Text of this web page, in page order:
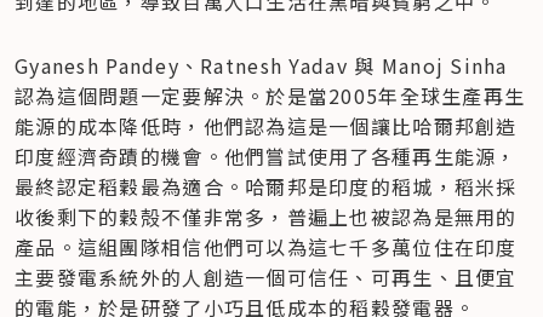
Gyanesh Pandey、Ratnesh Yadav 與 Manoj Sinha
認為這個問題一定要解決。於是當2005年全球生產再生
能源的成本降低時，他們認為這是一個讓比哈爾邦創造
印度經濟奇蹟的機會。他們嘗試使用了各種再生能源，
最終認定稻穀最為適合。哈爾邦是印度的稻城，稻米採
收後剩下的穀殻不僅非常多，普遍上也被認為是無用的
產品。這組團隊相信他們可以為這七千多萬位住在印度
主要發電系統外的人創造一個可信任、可再生、且便宜
的電能，於是研發了小巧且低成本的稻穀發電器。